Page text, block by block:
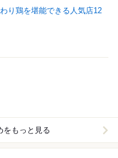
り鶏を堪能できる人気店12
をもっと見る